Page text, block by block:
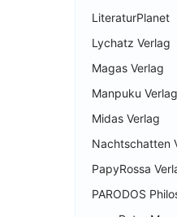
LiteraturPlanet
Lychatz Verlag
Magas Verlag
Manpuku Verlag
Midas Verlag
Nachtschatten
PapyRossa
PARODOS